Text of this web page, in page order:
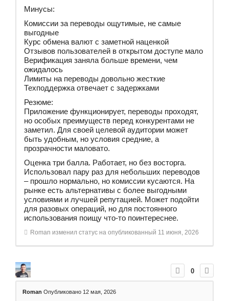
Минусы:
Комиссии за переводы ощутимые, не самые
выгодные
Курс обмена валют с заметной наценкой
Отзывов пользователей в открытом доступе мало
Верификация заняла больше времени, чем
ожидалось
Лимиты на переводы довольно жесткие
Техподдержка отвечает с задержками
Резюме:
Приложение функционирует, переводы проходят,
но особых преимуществ перед конкурентами не
заметил. Для своей целевой аудитории может
быть удобным, но условия средние, а
прозрачности маловато.
Оценка три балла. Работает, но без восторга.
Использовал пару раз для небольших переводов
– прошло нормально, но комиссии кусаются. На
рынке есть альтернативы с более выгодными
условиями и лучшей репутацией. Может подойти
для разовых операций, но для постоянного
использования поищу что-то поинтереснее.
Roman изменил статус на опубликованный 11 июня, 2026
0
Roman Опубликовано 12 мая, 2026